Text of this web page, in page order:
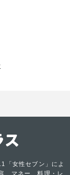
「女性セブン」によ